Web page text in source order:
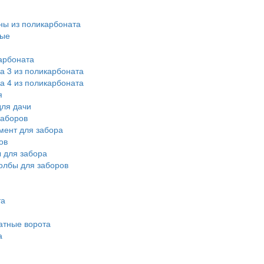
из поликарбоната
3 из поликарбоната
4 из поликарбоната
дачи
для забора
забора
для заборов
ворота